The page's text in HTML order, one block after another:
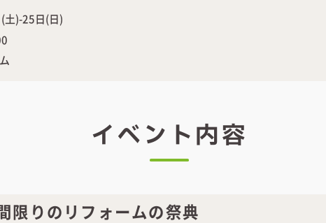
)-25日(日)
イベント内容
限りのリフォームの祭典